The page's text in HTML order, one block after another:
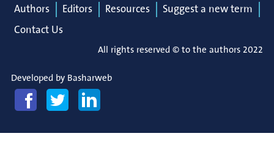
Authors
Editors Resources
Suggest a new term
Contact Us
All rights reserved © to the authors 2022
Developed by Basharweb